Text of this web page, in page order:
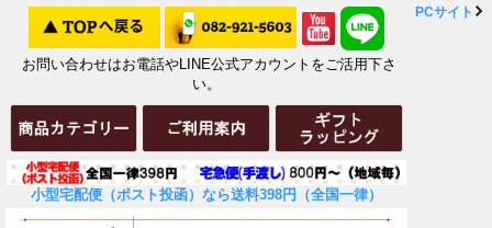
お問い合わせはお電話やLINE公式アカウントをご活用下さ
い。
小型宅配便（ポスト投函）なら送料398円（全国一律）
PCサイト